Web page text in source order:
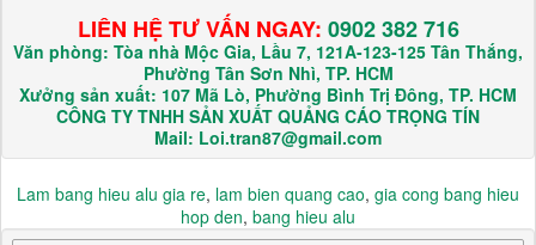
LIÊN HỆ TƯ VẤN NGAY: 0902 382 716
Văn phòng: Tòa nhà Mộc Gia, Lầu 7, 121A-123-125 Tân Thắng,
Phường Tân Sơn Nhì, TP. HCM
Xưởng sản xuất: 107 Mã Lò, Phường Bình Trị Đông, TP. HCM
CÔNG TY TNHH SẢN XUẤT QUẢNG CÁO TRỌNG TÍN
Mail: Loi.tran87@gmail.com
Lam bang hieu alu gia re, lam bien quang cao, gia cong bang hieu
hop den, bang hieu alu